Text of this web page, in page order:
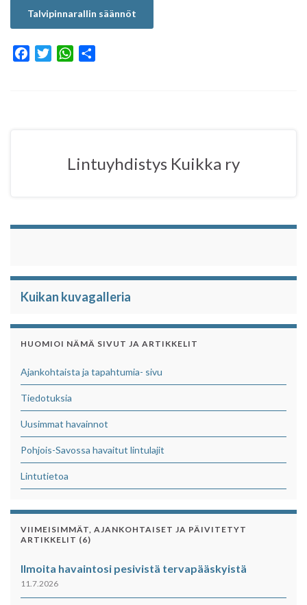
Talvipinnarallin säännöt
W
p
Lintuyhdistys Kuikka ry
Kuikan kuvagalleria
HUOMIOI NÄMÄ SIVUT JA ARTIKKELIT
Ajankohtaista ja tapahtumia- sivu
Tiedotuksia
Uusimmat havainnot
Pohjois-Savossa havaitut lintulajit
Lintutietoa
VIIMEISIMMÄT, AJANKOHTAISET JA PÄIVITETYT
ARTIKKELIT (6)
Ilmoita havaintosi pesivistä tervapääskyistä
11.7.2026